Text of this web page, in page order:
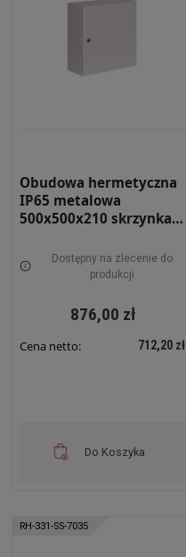
Obudowa hermetyczna
IP65 metalowa
500x500x210 skrzynka
Dostępny na zlecenie do
produkcji
876,00 zł
Cena netto: 712,20 zł
Do Koszyka
RH-331-SS-7035